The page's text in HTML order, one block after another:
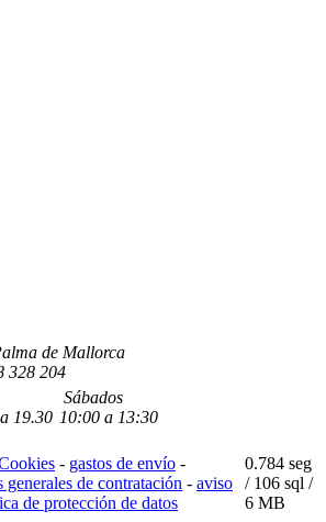
de Mallorca
328 204
a 19.30
Sábados
10:00 a 13:30
- gastos de envío -
generales de contratación - aviso
de protección de datos
0.784 seg
/ 106 sql /
6 MB